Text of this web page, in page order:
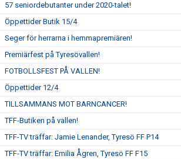
57 seniordebutanter under 2020-talet!
Öppettider Butik 15/4
Seger för herrarna i hemmapremiären!
Premiärfest på Tyresövallen!
FOTBOLLSFEST PÅ VALLEN!
Öppettider 12/4
TILLSAMMANS MOT BARNCANCER!
TFF-Butiken på vallen!
TFF-TV träffar: Jamie Lenander, Tyresö FF P14
TFF-TV träffar: Emilia Ågren, Tyresö FF F15